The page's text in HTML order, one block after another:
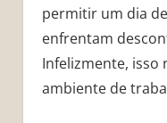
permitir um dia
enfrentam
Infelizmente, isso
ambiente de